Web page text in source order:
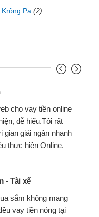
Krông Pa (2)
cho vay tiền online
dễ hiểu.Tôi rất
giải ngân nhanh
thực hiện Online.
- Tài xế
sắm không mang
vay tiền nóng tại